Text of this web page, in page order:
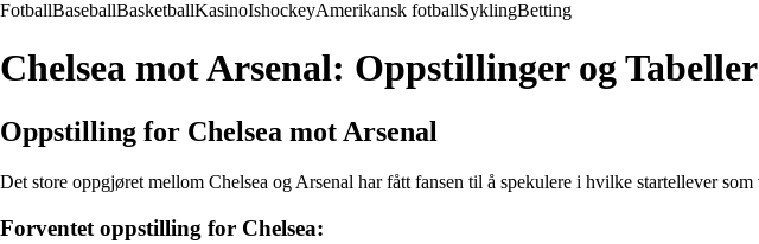
FotballBaseballBasketballKasinoIshockeyAmerikansk fotballSyklingBetting
Chelsea mot Arsenal: Oppstillinger og Tabeller
Oppstilling for Chelsea mot Arsenal
Det store oppgjøret mellom Chelsea og Arsenal har fått fansen til å spekulere i hvilke startellever
Forventet oppstilling for Chelsea: